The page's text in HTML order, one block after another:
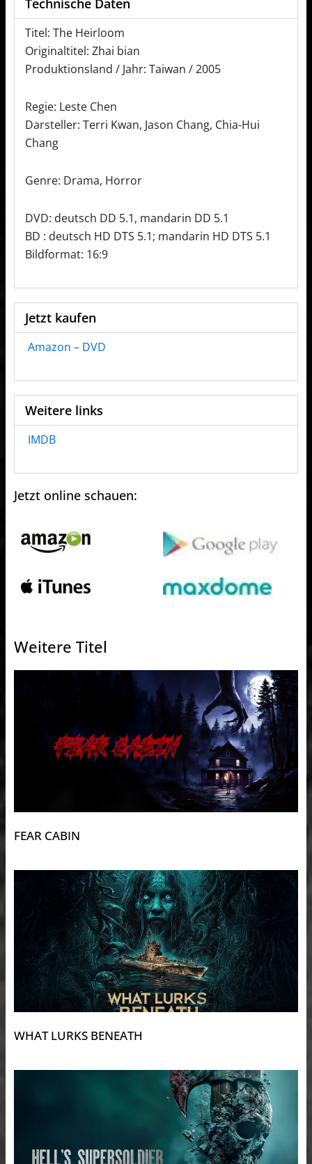
Titel: The Heirloom
Originaltitel: Zhai bian
Produktionsland / Jahr: Taiwan / 2005
Regie: Leste Chen
Darsteller: Terri Kwan, Jason Chang, Chia-Hui
Chang
Genre: Drama, Horror
DVD: deutsch DD 5.1, mandarin DD 5.1
BD : deutsch HD DTS 5.1; mandarin HD DTS 5.1
Bildformat: 16:9
Jetzt kaufen
Amazon – DVD
Weitere links
IMDB
Jetzt online schauen:
Weitere Titel
FEAR CABIN
WHAT LURKS BENEATH